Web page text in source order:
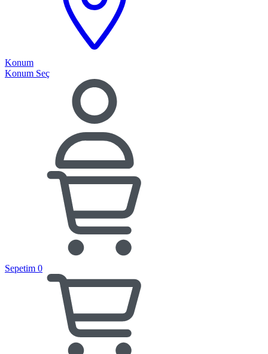
Konum
Konum Seç
Sepetim 0